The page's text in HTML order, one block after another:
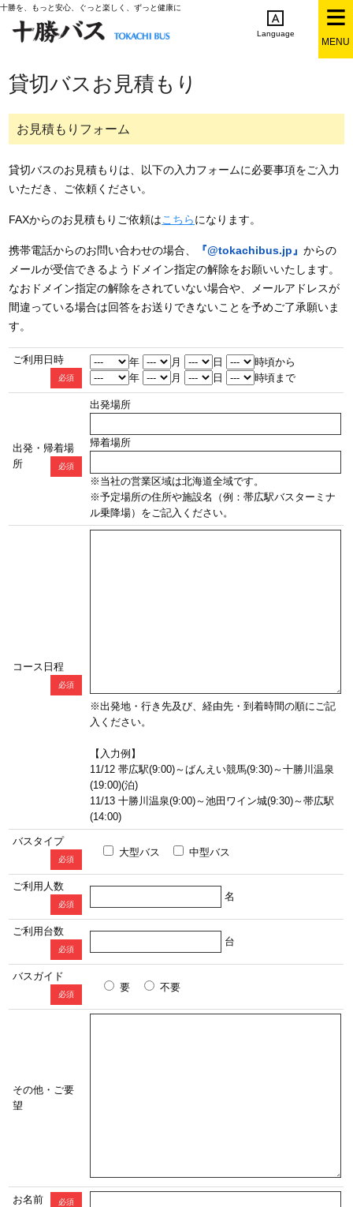
十勝を、もっと安心、ぐっと楽しく、ずっと健康に
Language
한국어
日本語
MENU
貸切バスお見積もり
お見積もりフォーム
貸切バスのお見積もりは、以下の入力フォームに必要事項をご入力
いただき、ご依頼ください。
FAXからのお見積もりご依頼はこちらになります。
携帯電話からのお問い合わせの場合、 『@tokachibus.jp』からの
メールが受信できるようドメイン指定の解除をお願いいたします。
なおドメイン指定の解除をされていない場合や、メールアドレスが
間違っている場合は回答をお送りできないことを予めご了承願いま
す。
ご利用日時
必須
年 月 日
時頃から
年
月 日 時頃まで
出発・帰着場
所
必須
出発場所
帰着場所
※当社の営業区域は北海道全域です。
※予定場所の住所や施設名（例：帯広駅バスターミナ
ル乗降場）をご記入ください。
コース日程
必須
※出発地・行き先及び、経由先・到着時間の順にご記
入ください。
【入力例】
11/12 帯広駅(9:00)～ばんえい競馬(9:30)～十勝川温泉
(19:00)(泊)
11/13 十勝川温泉(9:00)～池田ワイン城(9:30)～帯広駅
(14:00)
バスタイプ
必須
大型バス 中型バス
ご利用人数
必須
名
ご利用台数
必須
台
バスガイド
必須
要 不要
その他・ご要
望
お名前 必須